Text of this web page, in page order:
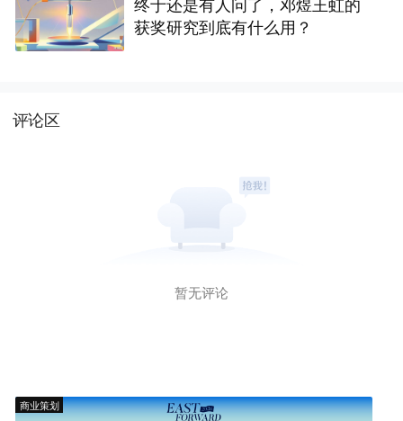
获奖研究到底有什么用？
评论区
暂无评论
商业策划